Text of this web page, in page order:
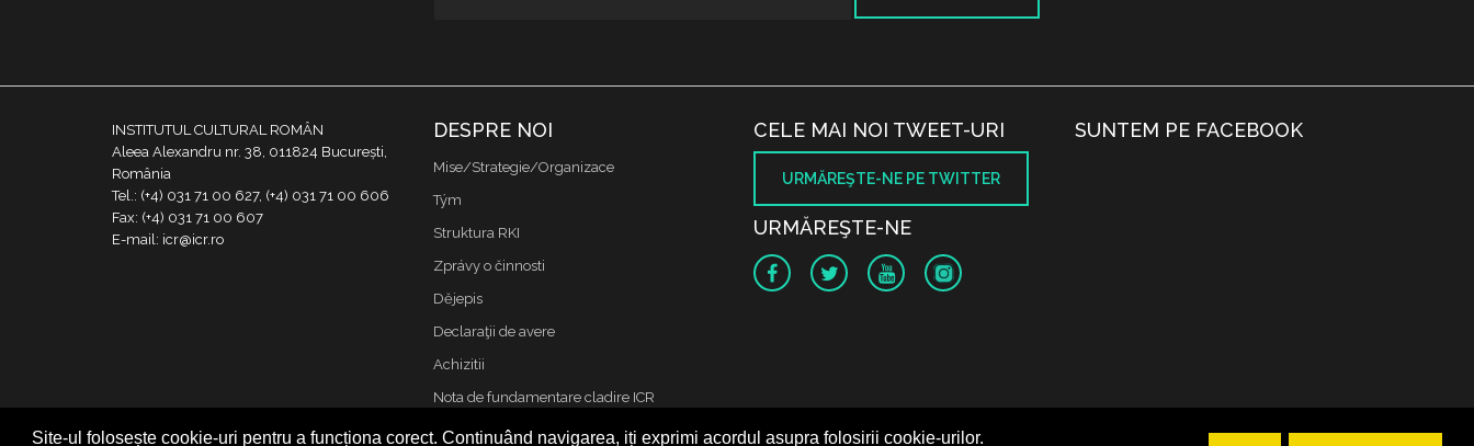
Site-ul folosește cookie-uri pentru a funcționa corect. Continuând navigarea, iți exprimi acordul asupra folosirii cookie-urilor.
INSTITUTUL CULTURAL ROMÂN
Aleea Alexandru nr. 38, 011824 București,
România
Tel.: (+4) 031 71 00 627, (+4) 031 71 00 606
Fax: (+4) 031 71 00 607
E-mail: icr@icr.ro
DESPRE NOI
Mise/Strategie/Organizace
Tým
Struktura RKI
Zprávy o činnosti
Dějepis
Declaraţii de avere
Achizitii
Nota de fundamentare cladire ICR
Kontakt
CELE MAI NOI TWEET-URI
URMĂREŞTE-NE PE TWITTER
URMĂREŞTE-NE
SUNTEM PE FACEBOOK